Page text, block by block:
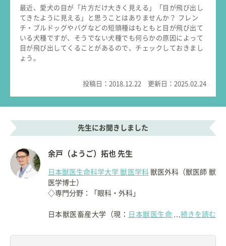
最近、愛犬の目が「片方だけ大きく見える」「目が飛び出し
てきたように見える」と思うことはありませんか？ フレン
チ・ブルドッグやパグなどの短頭種はもともと目が飛び出て
いる犬種ですが、そうでない犬種でも何らかの原因によって
目が飛び出してくることがあるので、チェックしておきまし
ょう。
投稿日：2018.12.22 更新日：2025.02.24
先生にお聞きしました
余戸（ようご）拓也 先生
日本獣医生命科学大学 獣医学科獣医外科（獣医師 獣
医学博士）
◇専門分野：「眼科・外科」
日本獣医畜産大学（現： 日本獣医生命科学大学）大
…続きを読む